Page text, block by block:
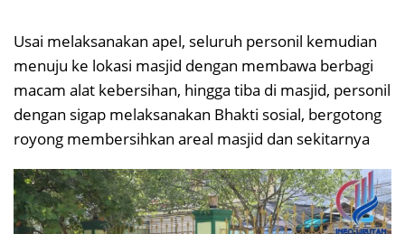
Usai melaksanakan apel, seluruh personil kemudian
menuju ke lokasi masjid dengan membawa berbagi
macam alat kebersihan, hingga tiba di masjid, personil
dengan sigap melaksanakan Bhakti sosial, bergotong
royong membersihkan areal masjid dan sekitarnya